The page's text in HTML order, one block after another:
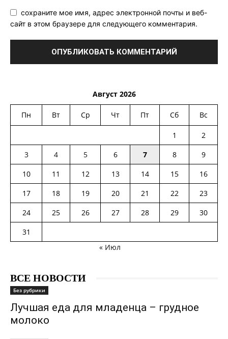
сохраните мое имя, адрес электронной почты и веб-
сайт в этом браузере для следующего комментария.
Август 2026
Пн Вт Ср Чт Пт Сб Вс
1
2
3
4 5 6 7 8
9
10
11 12 13 14 15
16
17
18 19 20 21 22
23
24
25 26 27 28 29
30
31
« Июл
ВСЕ НОВОСТИ
Без рубрики
Лучшая еда для младенца – грудное
молоко